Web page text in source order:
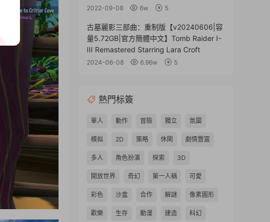
2022-09-08 6w 5
古墓麗影三部曲：重制版【v20240606|容
量5.72GB|官方簡體中文】Tomb Raider I-
III Remastered Starring Lara Croft
2024-06-08 6.96w 5
熱門标簽
單人 動作 冒險 獨立 氛圍
模拟 2D 策略 休閑 劇情豐富
多人 角色扮演 探索 3D
開放世界 奇幻 第一人稱 可愛
彩色 沙盒 合作 解謎 像素圖形
歡樂 生存 動漫 建造 科幻